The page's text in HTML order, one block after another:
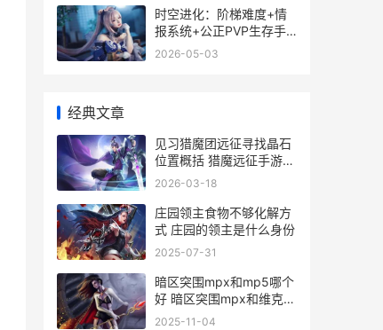
时空进化：阶梯难度+情
报系统+公正PVP生存手
机游戏 进入时空
2026-05-03
经典文章
见习猎魔团远征寻找晶石
位置概括 猎魔远征手游攻
略
2026-03-18
庄园领主食物不够化解方
式 庄园的领主是什么身份
2025-07-31
暗区突围mpx和mp5哪个
好 暗区突围mpx和维克多
9
2025-11-04